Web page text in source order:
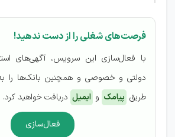
فرصت‌های شغلی را از دست ندهید!
با فعال‌سازی این سرویس، آگهی‌های
دولتی و خصوصی و همچنین بانک‌ها را
طریق پیامک و ایمیل دریافت خواهید کرد.
فعال‌سازی